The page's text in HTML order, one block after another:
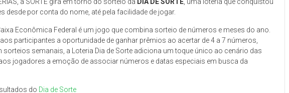
por conta do nome, até pela facilidade de jogar.
Econômica Federal é um jogo que combina sorteio de números e meses do ano.
aos participantes a oportunidade de ganhar prêmios ao acertar de 4 a 7 números,
sorteios semanais, a Loteria Dia de Sorte adiciona um toque único ao cenário das
jogadores a emoção de associar números e datas especiais em busca da
do Dia de Sorte